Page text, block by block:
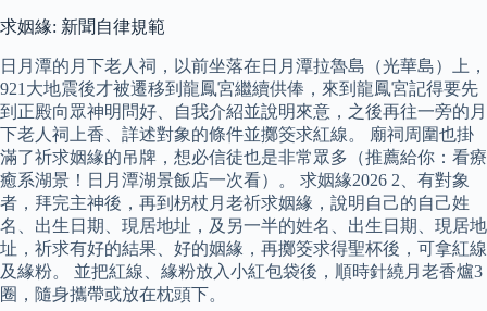
求姻緣: 新聞自律規範
日月潭的月下老人祠，以前坐落在日月潭拉魯島（光華島）上，
921大地震後才被遷移到龍鳳宮繼續供俸，來到龍鳳宮記得要先
到正殿向眾神明問好、自我介紹並說明來意，之後再往一旁的月
下老人祠上香、詳述對象的條件並擲筊求紅線。 廟祠周圍也掛
滿了祈求姻緣的吊牌，想必信徒也是非常眾多（推薦給你：看療
癒系湖景！日月潭湖景飯店一次看）。 求姻緣2026 2、有對象
者，拜完主神後，再到柺杖月老祈求姻緣，說明自己的自己姓
名、出生日期、現居地址，及另一半的姓名、出生日期、現居地
址，祈求有好的結果、好的姻緣，再擲筊求得聖杯後，可拿紅線
及緣粉。 並把紅線、緣粉放入小紅包袋後，順時針繞月老香爐3
圈，隨身攜帶或放在枕頭下。